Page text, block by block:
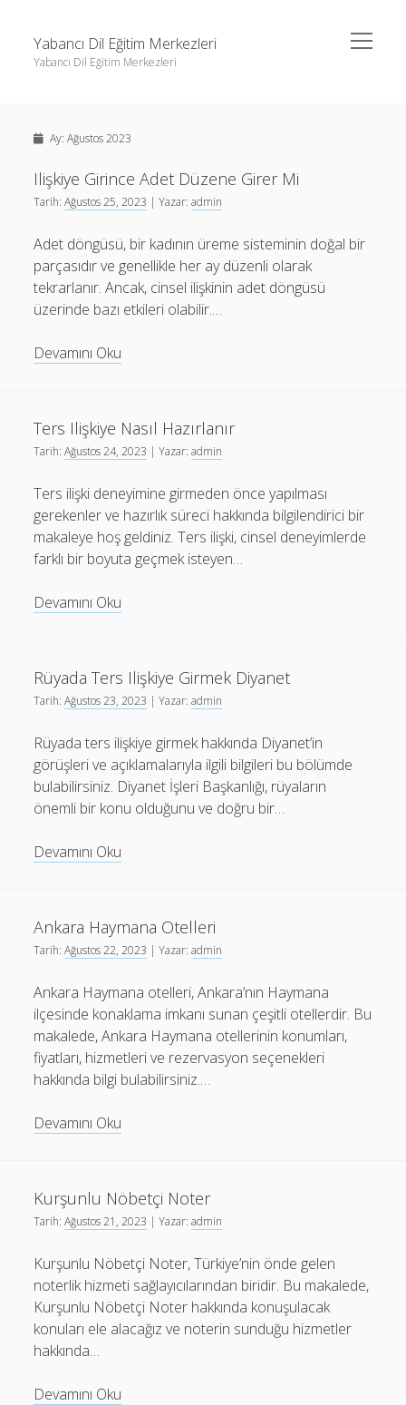
Yabancı Dil Eğitim Merkezleri
Yabancı Dil Eğitim Merkezleri
menüyü
aç
Liste
Sayfa Listesi
Shorts Abone Arttırma Ücretsiz
Threads Beğeni Çoğaltma Bedava
Instagram Gizli Profil Görme
Sayfa Listesi
Shorts Abone Arttırma Ücretsiz
Threads Beğeni Çoğaltma Bedava
Ay:Ağustos 2023
Ilişkiye Girince Adet Düzene Girer Mi
Tarih:Ağustos 25, 2023 | Yazar:admin
Adet döngüsü, bir kadının üreme sisteminin doğal bir
parçasıdır ve genellikle her ay düzenli olarak
tekrarlanır. Ancak, cinsel ilişkinin adet döngüsü
üzerinde bazı etkileri olabilir.…
Devamını Oku
Düzene
Girer
Mi
Ters Ilişkiye Nasıl Hazırlanır
Tarih:Ağustos 24, 2023 | Yazar:admin
Ters ilişki deneyimine girmeden önce yapılması
gerekenler ve hazırlık süreci hakkında bilgilendirici bir
makaleye hoş geldiniz. Ters ilişki, cinsel deneyimlerde
farklı bir boyuta geçmek isteyen…
Devamını Oku
Hazırlanır
Rüyada Ters Ilişkiye Girmek Diyanet
Tarih:Ağustos 23, 2023 | Yazar:admin
Rüyada ters ilişkiye girmek hakkında Diyanet’in
görüşleri ve açıklamalarıyla ilgili bilgileri bu bölümde
bulabilirsiniz. Diyanet İşleri Başkanlığı, rüyaların
önemli bir konu olduğunu ve doğru bir…
Devamını Oku
Diyanet
Ankara Haymana Otelleri
Tarih:Ağustos 22, 2023 | Yazar:admin
Ankara Haymana otelleri, Ankara’nın Haymana
ilçesinde konaklama imkanı sunan çeşitli otellerdir. Bu
makalede, Ankara Haymana otellerinin konumları,
fiyatları, hizmetleri ve rezervasyon seçenekleri
hakkında bilgi bulabilirsiniz.…
Devamını Oku
Kurşunlu Nöbetçi Noter
Tarih:Ağustos 21, 2023 | Yazar:admin
Kurşunlu Nöbetçi Noter, Türkiye’nin önde gelen
noterlik hizmeti sağlayıcılarından biridir. Bu makalede,
Kurşunlu Nöbetçi Noter hakkında konuşulacak
konuları ele alacağız ve noterin sunduğu hizmetler
hakkında…
Devamını Oku